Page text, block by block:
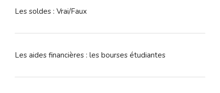
Les soldes : Vrai/Faux
Les aides financières : les bourses étudiantes